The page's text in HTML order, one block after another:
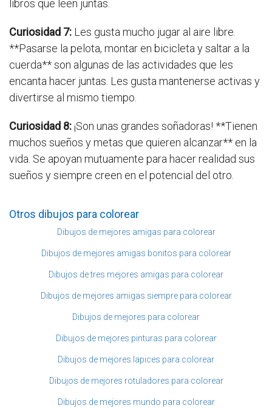
libros que leen juntas.
Curiosidad 7: Les gusta mucho jugar al aire libre.
**Pasarse la pelota, montar en bicicleta y saltar a la
cuerda** son algunas de las actividades que les
encanta hacer juntas. Les gusta mantenerse activas y
divertirse al mismo tiempo.
Curiosidad 8:¡Son unas grandes soñadoras! **Tienen
muchos sueños y metas que quieren alcanzar** en la
vida. Se apoyan mutuamente para hacer realidad sus
sueños y siempre creen en el potencial del otro.
Otros dibujos para colorear
Dibujos de mejores amigas para colorear
Dibujos de mejores amigas bonitos para colorear
Dibujos de tres mejores amigas para colorear
Dibujos de mejores amigas siempre para colorear
Dibujos de mejores para colorear
Dibujos de mejores pinturas para colorear
Dibujos de mejores lapices para colorear
Dibujos de mejores rotuladores para colorear
Dibujos de mejores mundo para colorear